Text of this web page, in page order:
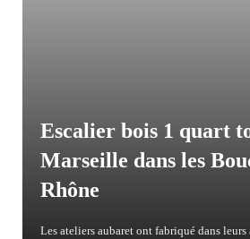
Escalier bois 1 quart
Marseille dans les
Rhône
Les ateliers aubaret ont fabriqué dans